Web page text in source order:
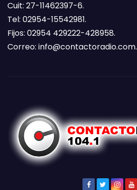
Cuit: 27-11462397-6.
Tel: 02954-15542981.
Fijos: 02954 429222-428958.
Correo: info@contactoradio.com.